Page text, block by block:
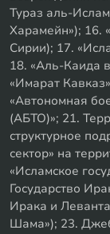
Тураз аль-
Харамейн»); 16.
Сирии); 17.
18. «Аль-Каида
«Имарат
«Автономная
(АБТО)»; 21.
структурное
сектор» на
«Исламское
Государство
Ирака и
Шама»); 23.